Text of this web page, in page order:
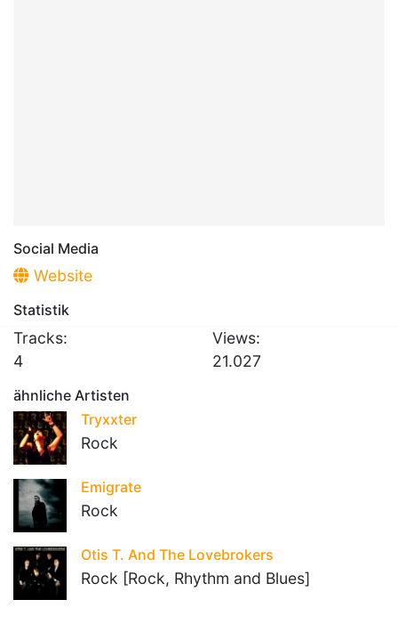
Social Media
Website
Statistik
Tracks:
4
Views:
21.027
ähnliche Artisten
Tryxxter
Rock
Emigrate
Rock
Otis T. And The Lovebrokers
Rock [Rock, Rhythm and Blues]